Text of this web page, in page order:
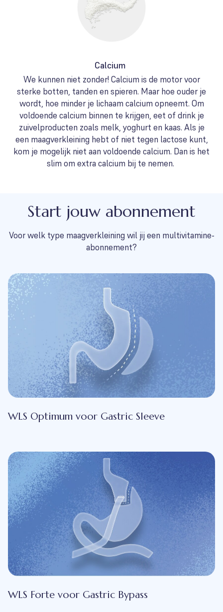
Calcium
We kunnen niet zonder! Calcium is de motor voor
sterke botten, tanden en spieren. Maar hoe ouder je
wordt, hoe minder je lichaam calcium opneemt. Om
voldoende calcium binnen te krijgen, eet of drink je
zuivelproducten zoals melk, yoghurt en kaas. Als je
een maagverkleining hebt of niet tegen lactose kunt,
kom je mogelijk niet aan voldoende calcium. Dan is het
slim om extra calcium bij te nemen.
Start jouw abonnement
Voor welk type maagverkleining wil jij een multivitamine-
abonnement?
WLS Optimum voor Gastric Sleeve
WLS Forte voor Gastric Bypass